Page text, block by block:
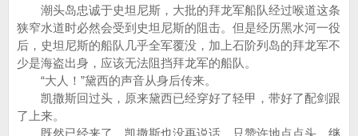
潮头岛忠诚于史坦尼斯，大批的拜龙军船队经过喉道这条
狭窄水道时必然会受到史坦尼斯的阻击。但是经历黑水河一役
后，史坦尼斯的船队几乎全军覆没，加上石阶列岛的拜龙军不
少是海盗出身，应该无法阻挡拜龙军的船队。
“大人！”黛西的声音从身后传来。
凯撒斯回过头，原来黛西已经穿好了轻甲，带好了配剑跟
了上来。
既然已经来了，凯撒斯也没再说话，只赞许地点点头，继